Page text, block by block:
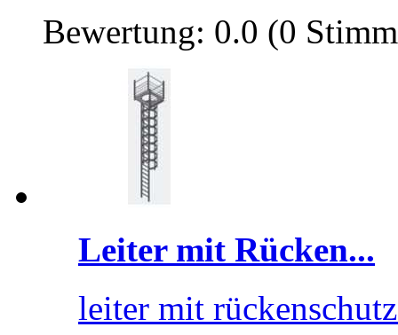
Bewertung: 0.0 (0
Leiter mit Rücken...
leiter mit